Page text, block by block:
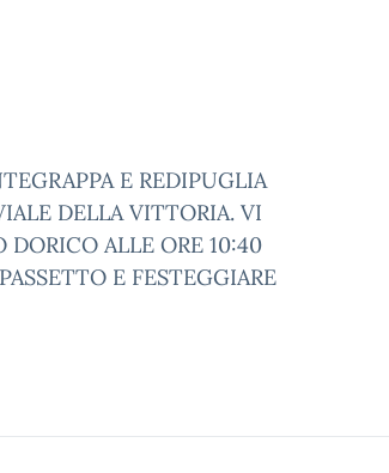
E REDIPUGLIA
DELLA VITTORIA. VI
DORICO ALLE ORE 10:40
E FESTEGGIARE